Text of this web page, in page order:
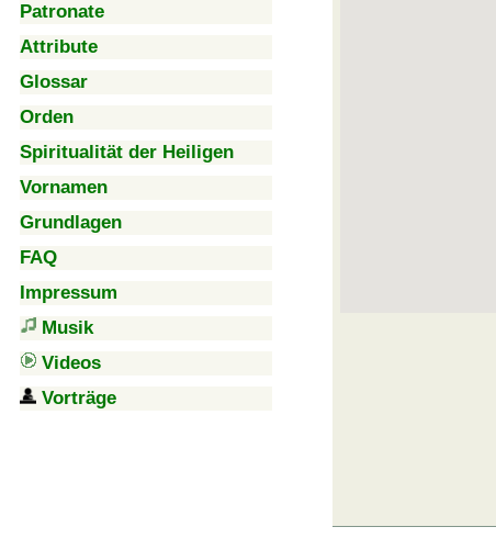
Patronate
Attribute
Glossar
Orden
Spiritualität der Heiligen
Vornamen
Grundlagen
FAQ
Impressum
Musik
Videos
Vorträge